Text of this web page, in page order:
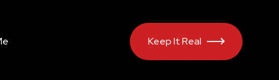
Keep It Real 